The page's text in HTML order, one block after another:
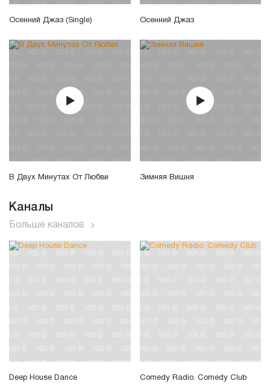
Осенний Джаз (Single) Осенний Джаз
В Двух Минутах От Любви Зимняя Вишня
Каналы
Больше каналов
Deep House Dance Comedy Radio. Comedy Club